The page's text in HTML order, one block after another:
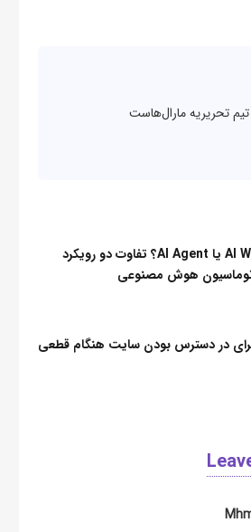
تیم تحریریه مارال‌هاست
AI Workflow یا AI Agent؟ تفاوت دو رویکرد
هوش مصنوعی
در دسترس بودن سایت هنگام قطعی